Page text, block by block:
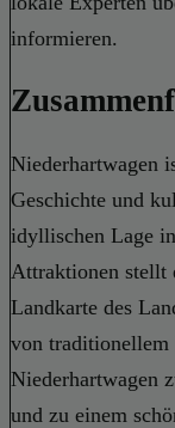
informieren.
Niederhartwagen
Geschichte und
idyllischen Lage
Attraktionen stellt
Landkarte des
von traditionellem
Niederhartwagen
und zu einem